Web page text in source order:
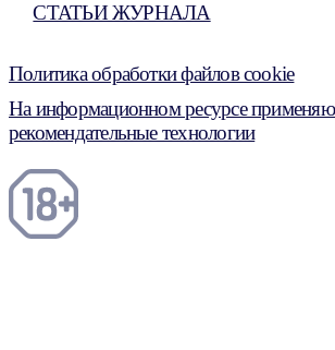
СТАТЬИ ЖУРНАЛА
Политика обработки файлов cookie
На информационном ресурсе
рекомендательные технологии